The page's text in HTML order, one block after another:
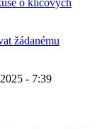
žádanému
- 7:39